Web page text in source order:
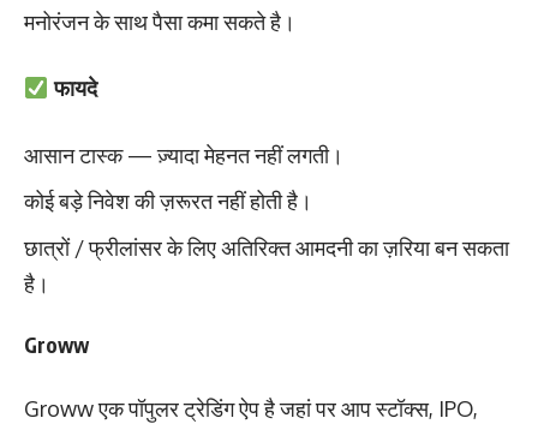
मनोरंजन के साथ पैसा कमा सकते है।
फायदे
आसान टास्क — ज़्यादा मेहनत नहीं लगती।
कोई बड़े निवेश की ज़रूरत नहीं होती है।
छात्रों / फ्रीलांसर के लिए अतिरिक्त आमदनी का ज़रिया बन सकता
है।
Groww
Groww एक पॉपुलर ट्रेडिंग ऐप है जहां पर आप स्टॉक्स, IPO,